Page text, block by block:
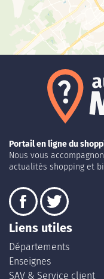
Portail en ligne du
Nous vous
actualités shopping et
Liens utiles
Départements
Enseignes
SAV & Service client